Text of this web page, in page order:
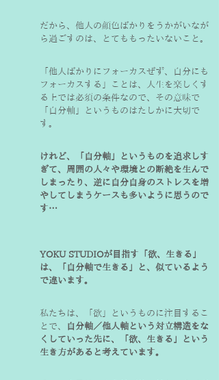
だから、他人の顔色ばかりをうかがいなが
ら過ごすのは、とてももったいないこと。
「他人ばかりにフォーカスぜず、自分にも
フォーカスする」ことは、人生を楽しくす
る上では必須の条件なので、その意味で
「自分軸」というものはたしかに大切で
す。
けれど、「自分軸」というものを追求しす
ぎて、周囲の人々や環境との断絶を生んで
しまったり、逆に自分自身のストレスを増
やしてしまうケースも多いように思うので
す…
YOKU STUDIOが目指す「欲、生きる」
は、「自分軸で生きる」と、似ているよう
で違います。
私たちは、「欲」というものに注目するこ
とで、
自分軸／他人軸という対立構造をな
くしていった先に、「欲、生きる」という
生き方があると考えています。